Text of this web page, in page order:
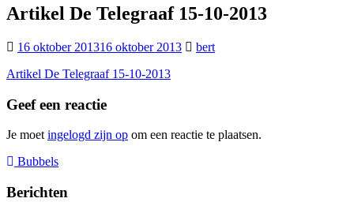
Artikel De Telegraaf 15-10-2013
16 oktober 201316 oktober 2013
bert
Artikel De Telegraaf 15-10-2013
Geef een reactie
Je moet ingelogd zijn op om een reactie te plaatsen.
Bericht
navigatie
Bubbels
Berichten